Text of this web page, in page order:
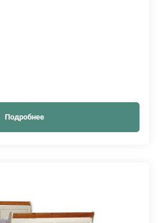
Подробнее